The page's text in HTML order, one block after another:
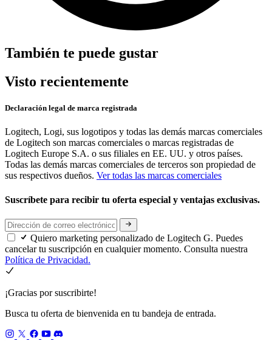
También te puede gustar
Visto recientemente
Declaración legal de marca registrada
Logitech, Logi, sus logotipos y todas las demás marcas comerciales
de Logitech son marcas comerciales o marcas registradas de
Logitech Europe S.A. o sus filiales en EE. UU. y otros países.
Todas las demás marcas comerciales de terceros son propiedad de
sus respectivos dueños. Ver todas las marcas comerciales
Suscríbete para recibir tu oferta especial y ventajas exclusivas.
Quiero marketing personalizado de Logitech G. Puedes
cancelar tu suscripción en cualquier momento. Consulta nuestra
Política de Privacidad.
¡Gracias por suscribirte!
Busca tu oferta de bienvenida en tu bandeja de entrada.